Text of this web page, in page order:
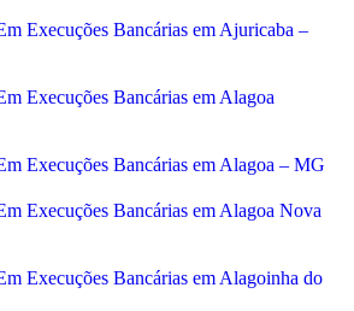
Execuções Bancárias em Ajuricaba –
Execuções Bancárias em Alagoa
Execuções Bancárias em Alagoa – MG
Execuções Bancárias em Alagoa Nova
Execuções Bancárias em Alagoinha do